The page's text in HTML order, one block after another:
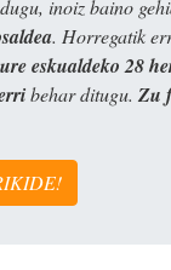
inoiz baino
. Horregatik
eskualdeko 28
behar ditugu. Zu